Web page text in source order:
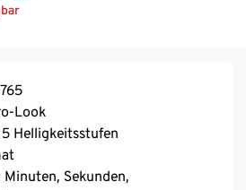
Look
Helligkeitsstufen
Minuten, Sekunden,